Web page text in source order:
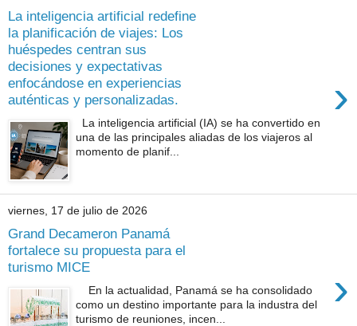
La inteligencia artificial redefine
la planificación de viajes: Los
huéspedes centran sus
decisiones y expectativas
enfocándose en experiencias
auténticas y personalizadas.
›
La inteligencia artificial (IA) se ha convertido en
una de las principales aliadas de los viajeros al
momento de planif...
viernes, 17 de julio de 2026
Grand Decameron Panamá
fortalece su propuesta para el
turismo MICE
›
En la actualidad, Panamá se ha consolidado
como un destino importante para la industra del
turismo de reuniones, incen...